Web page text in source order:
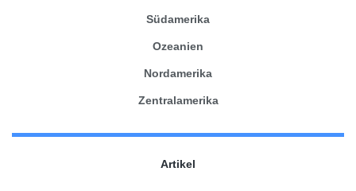
Südamerika
Ozeanien
Nordamerika
Zentralamerika
Artikel